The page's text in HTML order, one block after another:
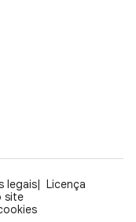
legais
Licença
site